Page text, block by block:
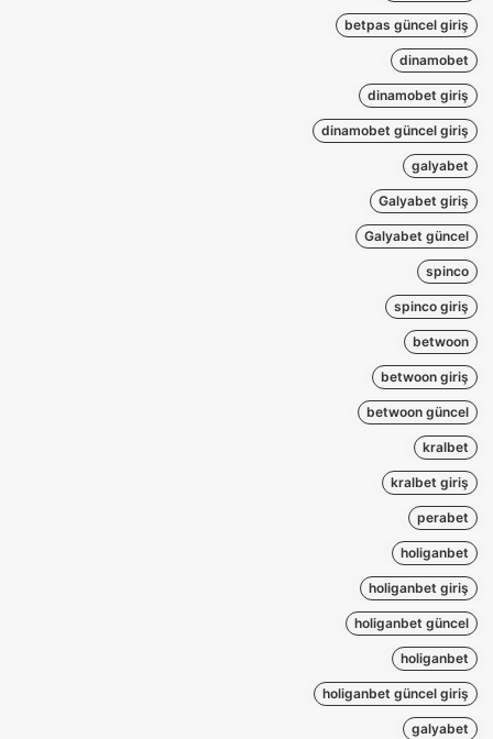
betpas güncel giriş
dinamobet
dinamobet giriş
dinamobet güncel giriş
galyabet
Galyabet giriş
Galyabet güncel
spinco
spinco giriş
betwoon
betwoon giriş
betwoon güncel
kralbet
kralbet giriş
perabet
holiganbet
holiganbet giriş
holiganbet güncel
holiganbet
holiganbet güncel giriş
galyabet